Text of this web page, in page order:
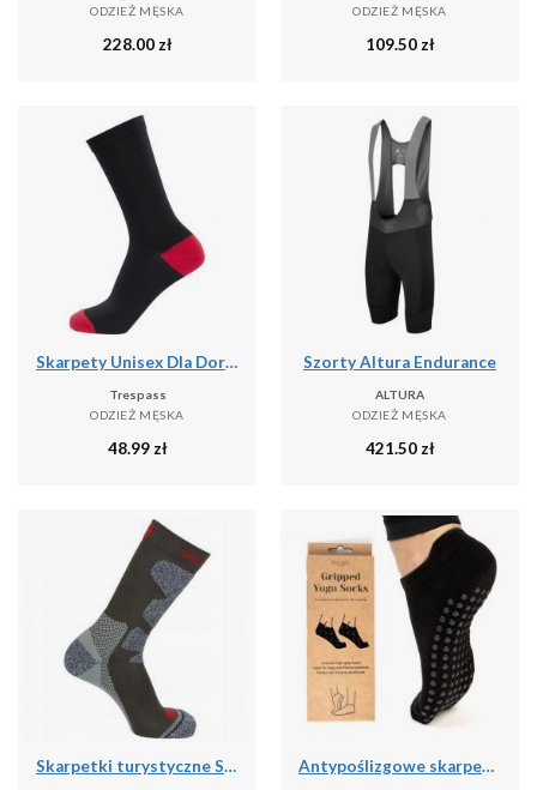
ODZIEŻ MĘSKA
228.00zł
ODZIEŻ MĘSKA
109.50zł
Skarpety Unisex Dla Dorosłych Solace (zestaw 5 Sztuk)
Trespass
ODZIEŻ MĘSKA
48.99zł
Szorty Altura Endurance
ALTURA
ODZIEŻ MĘSKA
421.50zł
Skarpetki turystyczne Salomon Exit Outdoor Antypoślizgowe skarpetki do jogi myga Grip Socks - XL